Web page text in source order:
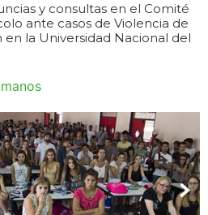
y consultas en el Comité
ante casos de Violencia de
en la Universidad Nacional del